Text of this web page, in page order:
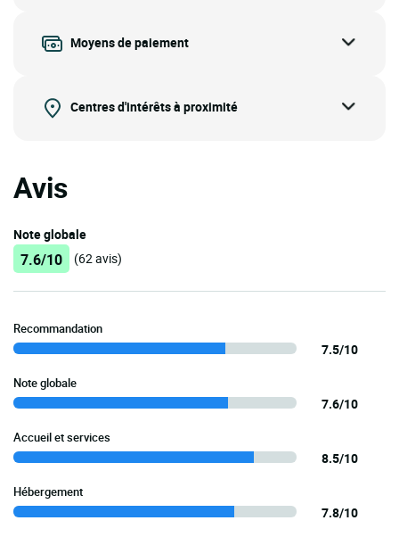
Moyens de paiement
Centres d'intérêts à proximité
Avis
Note globale
7.6/10 (62 avis)
Recommandation
7.5/10
Note globale
7.6/10
Accueil et services
8.5/10
Hébergement
7.8/10